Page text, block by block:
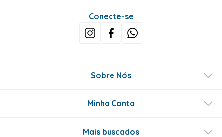
Conecte-se
Sobre Nós
Minha Conta
Mais buscados